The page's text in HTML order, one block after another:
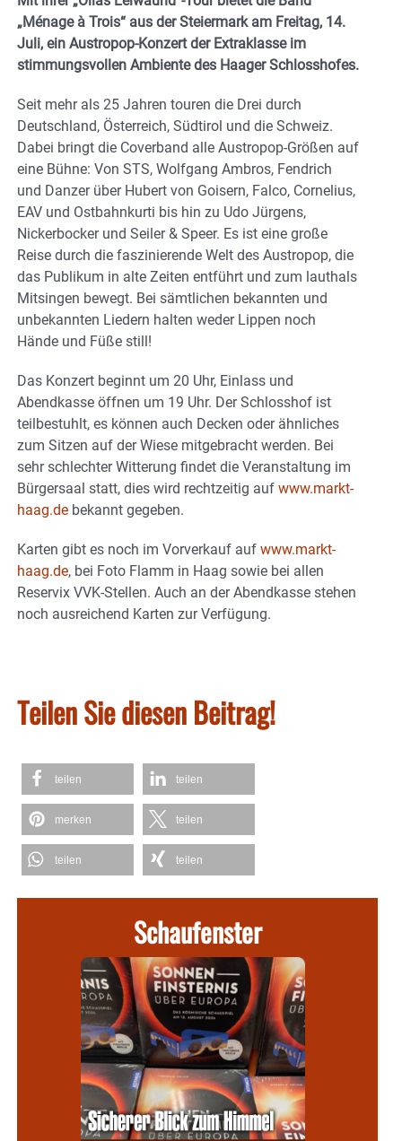
„Ménage à Trois“ aus der Steiermark am Freitag, 14.
Juli, ein Austropop-Konzert der Extraklasse im
stimmungsvollen Ambiente des Haager Schlosshofes.
Seit mehr als 25 Jahren touren die Drei durch
Deutschland, Österreich, Südtirol und die Schweiz.
Dabei bringt die Coverband alle Austropop-Größen auf
eine Bühne: Von STS, Wolfgang Ambros, Fendrich
und Danzer über Hubert von Goisern, Falco, Cornelius,
EAV und Ostbahnkurti bis hin zu Udo Jürgens,
Nickerbocker und Seiler & Speer. Es ist eine große
Reise durch die faszinierende Welt des Austropop, die
das Publikum in alte Zeiten entführt und zum lauthals
Mitsingen bewegt. Bei sämtlichen bekannten und
unbekannten Liedern halten weder Lippen noch
Hände und Füße still!
Das Konzert beginnt um 20 Uhr, Einlass und
Abendkasse öffnen um 19 Uhr. Der Schlosshof ist
teilbestuhlt, es können auch Decken oder ähnliches
zum Sitzen auf der Wiese mitgebracht werden. Bei
sehr schlechter Witterung findet die Veranstaltung im
Bürgersaal statt, dies wird rechtzeitig auf www.markt-
haag.de bekannt gegeben.
Karten gibt es noch im Vorverkauf auf www.markt-
haag.de, bei Foto Flamm in Haag sowie bei allen
Reservix VVK-Stellen. Auch an der Abendkasse stehen
noch ausreichend Karten zur Verfügung.
Teilen Sie diesen Beitrag!
teilen teilen
merken teilen
teilen teilen
Schaufenster